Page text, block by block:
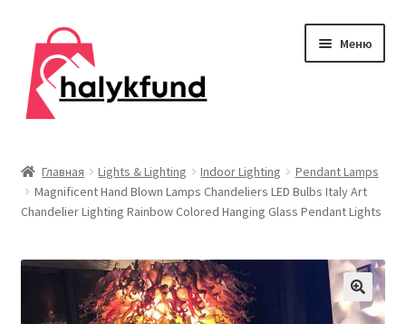
Перейти
навигации
Перейти
содержимому
Меню
меню
Главная
Главная Lights & Lighting Indoor Lighting
Pendant Lamps
Magnificent Hand Blown Lamps Chandeliers LED Bulbs Italy Art
Chandelier Lighting Rainbow Colored Hanging Glass Pendant Lights